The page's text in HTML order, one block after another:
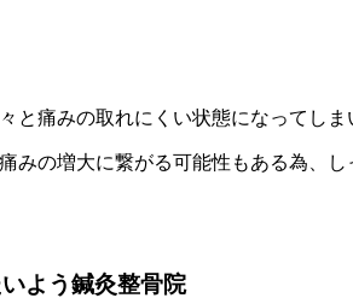
痛みの取れにくい状態になってしま
の増大に繋がる可能性もある為、
よう鍼灸整骨院